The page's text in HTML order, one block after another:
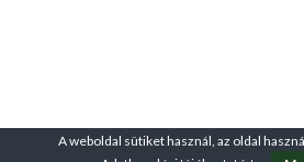
A weboldal sütiket használ, az oldal